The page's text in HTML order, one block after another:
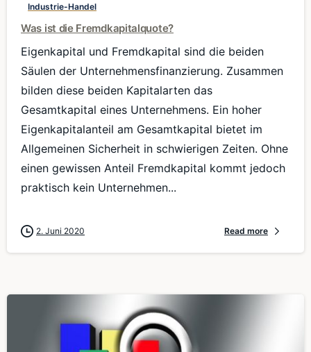
Industrie-Handel
Was ist die Fremdkapitalquote?
Eigenkapital und Fremdkapital sind die beiden
Säulen der Unternehmensfinanzierung. Zusammen
bilden diese beiden Kapitalarten das
Gesamtkapital eines Unternehmens. Ein hoher
Eigenkapitalanteil am Gesamtkapital bietet im
Allgemeinen Sicherheit in schwierigen Zeiten. Ohne
einen gewissen Anteil Fremdkapital kommt jedoch
praktisch kein Unternehmen...
2. Juni 2020 Read more